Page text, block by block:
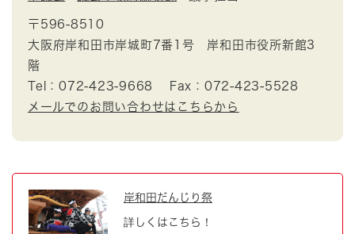
〒596-8510
大阪府岸和田市岸城町7番1号 岸和田市役所新館3
階
Tel：072-423-9668
Fax：072-423-5528
メールでのお問い合わせはこちらから
岸和田だんじり祭
詳しくはこちら！